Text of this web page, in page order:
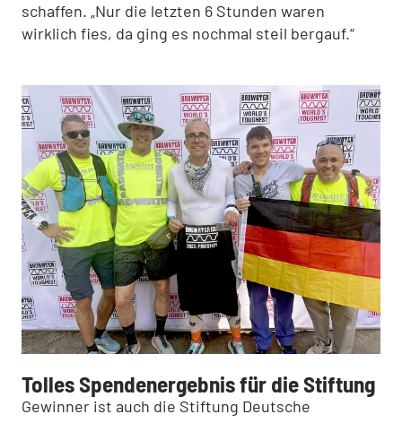
schaffen. „Nur die letzten 6 Stunden waren
wirklich fies, da ging es nochmal steil bergauf.“
Tolles Spendenergebnis für die Stiftung
Gewinner ist auch die Stiftung Deutsche